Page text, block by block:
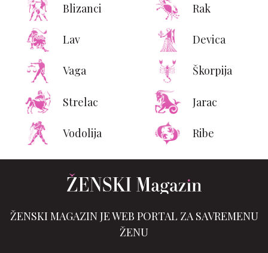
Blizanci Rak
Lav Devica
Vaga Škorpija
Strelac Jarac
Vodolija Ribe
ŽENSKI MAGAZIN JE WEB PORTAL ZA SAVREMENU
ŽENU